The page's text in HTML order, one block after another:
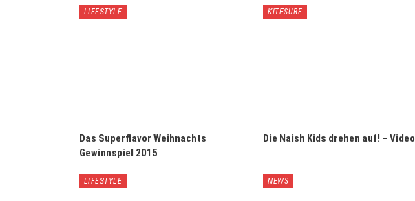
LIFESTYLE
Das Superflavor Weihnachts
Gewinnspiel 2015
KITESURF
Die Naish Kids drehen auf! – Video
LIFESTYLE NEWS